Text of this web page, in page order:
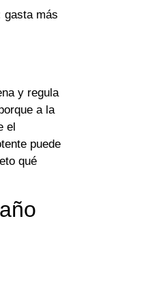
gasta más
y regula
a la
el
puede
qué